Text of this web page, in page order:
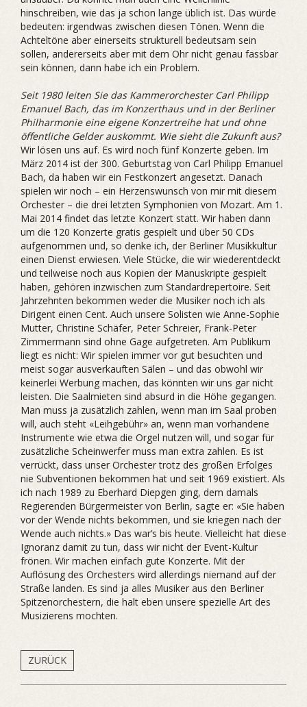
hinschreiben, wie das ja schon lange üblich ist. Das würde
bedeuten: irgendwas zwischen diesen Tönen. Wenn die
Achteltöne aber einerseits strukturell bedeutsam sein
sollen, andererseits aber mit dem Ohr nicht genau fassbar
sein können, dann habe ich ein Problem.
Seit 1980 leiten Sie das Kammerorchester Carl Philipp
Emanuel Bach, das im Konzerthaus und in der Berliner
Philharmonie eine eigene Konzertreihe hat und ohne
öffentliche Gelder auskommt. Wie sieht die Zukunft aus?
Wir lösen uns auf. Es wird noch fünf Konzerte geben. Im
März 2014 ist der 300. Geburtstag von Carl Philipp Emanuel
Bach, da haben wir ein Festkonzert angesetzt. Danach
spielen wir noch – ein Herzenswunsch von mir mit diesem
Orchester – die drei letzten Symphonien von Mozart. Am 1.
Mai 2014 findet das letzte Konzert statt. Wir haben dann
um die 120 Konzerte gratis gespielt und über 50 CDs
aufgenommen und, so denke ich, der Berliner Musikkultur
einen Dienst erwiesen. Viele Stücke, die wir wiederentdeckt
und teilweise noch aus Kopien der Manuskripte gespielt
haben, gehören inzwischen zum Standardrepertoire. Seit
Jahrzehnten bekommen weder die Musiker noch ich als
Dirigent einen Cent. Auch unsere Solisten wie Anne-Sophie
Mutter, Christine Schäfer, Peter Schreier, Frank-Peter
Zimmermann sind ohne Gage aufgetreten. Am Publikum
liegt es nicht: Wir spielen immer vor gut besuchten und
meist sogar ausverkauften Sälen – und das obwohl wir
keinerlei Werbung machen, das könnten wir uns gar nicht
leisten. Die Saalmieten sind absurd in die Höhe gegangen.
Man muss ja zusätzlich zahlen, wenn man im Saal proben
will, auch steht «Leihgebühr» an, wenn man vorhandene
Instrumente wie etwa die Orgel nutzen will, und sogar für
zusätzliche Scheinwerfer muss man extra zahlen. Es ist
verrückt, dass unser Orchester trotz des großen Erfolges
nie Subventionen bekommen hat und seit 1969 existiert. Als
ich nach 1989 zu Eberhard Diepgen ging, dem damals
Regierenden Bürgermeister von Berlin, sagte er: «Sie haben
vor der Wende nichts bekommen, und sie kriegen nach der
Wende auch nichts.» Das war’s bis heute. Vielleicht hat diese
Ignoranz damit zu tun, dass wir nicht der Event-Kultur
frönen. Wir machen einfach gute Konzerte. Mit der
Auflösung des Orchesters wird allerdings niemand auf der
Straße landen. Es sind ja alles Musiker aus den Berliner
Spitzenorchestern, die halt eben unsere spezielle Art des
Musizierens mochten.
ZURÜCK